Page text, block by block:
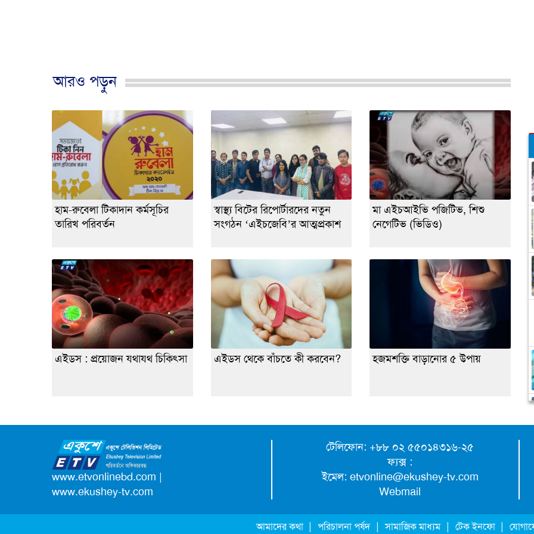
আরও পড়ুন
হাম-রুবেলা টিকাদান কর্মসূচির
তারিখ পরিবর্তন
স্বাস্থ্য বিটের রিপোর্টারদের নতুন
সংগঠন ‘এইচজেবি’র আত্মপ্রকাশ
মা এইচআইভি পজিটিভ, শিশু
নেগেটিভ (ভিডিও)
এইডস : প্রয়োজন যথাযথ চিকিৎসা এইডস থেকে বাঁচতে কী করবেন? হজমশক্তি বাড়ানোর ৫ উপায়
www.etvonlinebd.com |
www.ekushey-tv.com
টেলিফোন: +৮৮ ০২ ৫৫০১৪৩১৬-২৫
ফ্যক্স :
ইমেল: etvonline@ekushey-tv.com
Webmail
আমাদের কথা | পরিচালনা পর্ষদ | সামাজিক মাধ্যম | টেক ইনফো |